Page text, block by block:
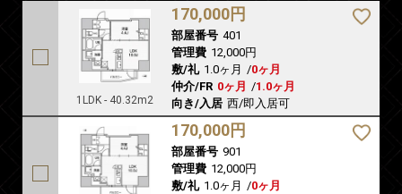
1LDK - 40.32m2
170,000円
部屋番号 401
管理費 12,000円
敷/礼 1.0ヶ月 /0ヶ月
仲介/FR 0ヶ月 /1.0ヶ月
向き/入居 西/即入居可
170,000円
部屋番号 901
管理費 12,000円
敷/礼 1.0ヶ月 /0ヶ月